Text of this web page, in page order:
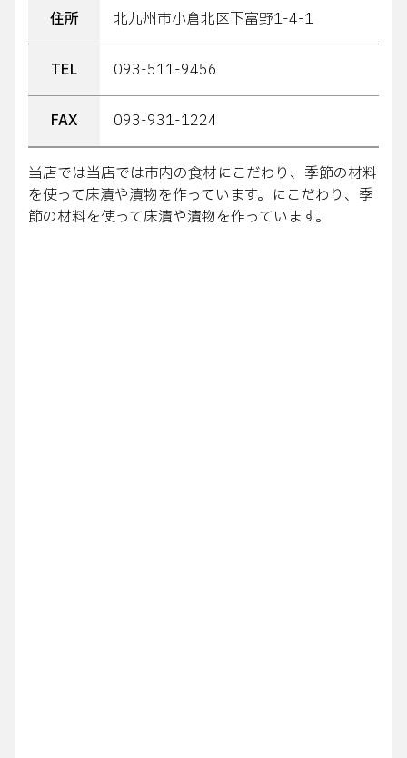
住所 北九州市小倉北区下富野1-4-1
TEL 093-511-9456
FAX 093-931-1224
当店では当店では市内の食材にこだわり、季節の材料
を使って床漬や漬物を作っています。にこだわり、季
節の材料を使って床漬や漬物を作っています。